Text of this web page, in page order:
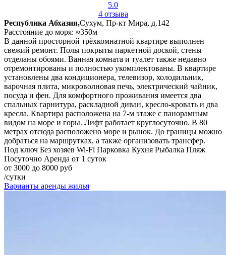
5.0
4 отзыва
Республика Абхазия,Сухум, Пр-кт Мира, д.142
Расстояние до моря: ≈350м
В данной просторной трёхкомнатной квартире выполнен
свежий ремонт. Полы покрыты паркетной доской, стены
отделаны обоями. Ванная комната и туалет также недавно
отремонтированы и полностью укомплектованы. В квартире
установлены два кондиционера, телевизор, холодильник,
варочная плита, микроволновая печь, электрический чайник,
посуда и фен. Для комфортного проживания имеется два
спальных гарнитура, раскладной диван, кресло-кровать и два
кресла. Квартира расположена на 7-м этаже с панорамным
видом на море и горы. Лифт работает круглосуточно. В 80
метрах отсюда расположено море и рынок. До границы можно
добраться на маршрутках, а также организовать трансфер.
Под ключ Без хозяев Wi-Fi Парковка Кухня Рыбалка Пляж
Посуточно Аренда от 1 суток
от 3000 до 8000 руб
/сутки
Варианты аренды жилья